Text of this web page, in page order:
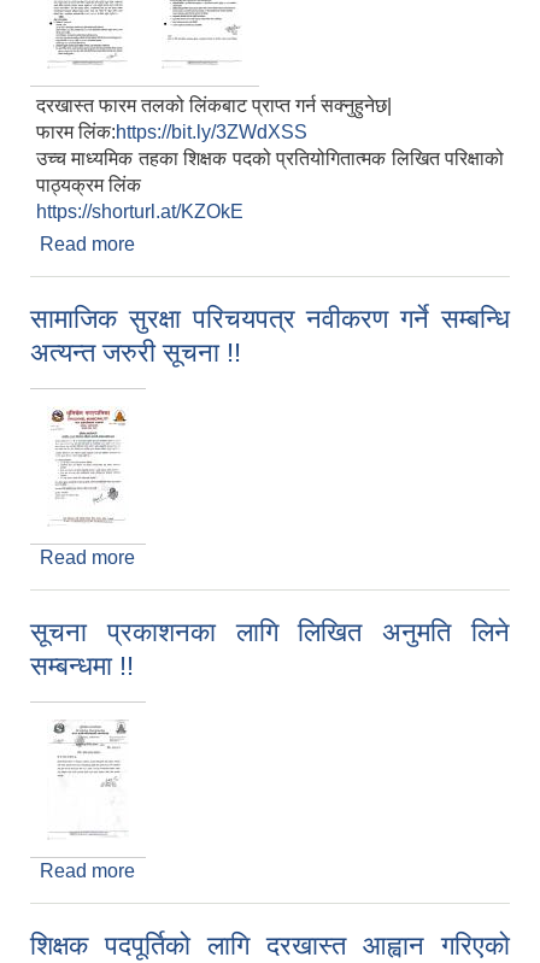
दरखास्त फारम तलको लिंकबाट प्राप्त गर्न सक्नुहुनेछ|
फारम लिंक:https://bit.ly/3ZWdXSS
उच्च माध्यमिक तहका शिक्षक पदको प्रतियोगितात्मक लिखित परिक्षाको
पाठ्यक्रम लिंक
https://shorturl.at/KZOkE
Read more
सामाजिक सुरक्षा परिचयपत्र नवीकरण गर्ने सम्बन्धि
अत्यन्त जरुरी सूचना !!
Read more
सूचना प्रकाशनका लागि लिखित अनुमति लिने
सम्बन्धमा !!
Read more
शिक्षक पदपूर्तिको लागि दरखास्त आह्वान गरिएको